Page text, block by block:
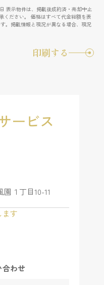
日 表示物件は、掲載後成約済・売却中止
ください。 価格はすべて代金総額を表
。掲載情報と現況が異なる場合、現況
印刷する
ービス
１丁目10-11
ます
合わせ